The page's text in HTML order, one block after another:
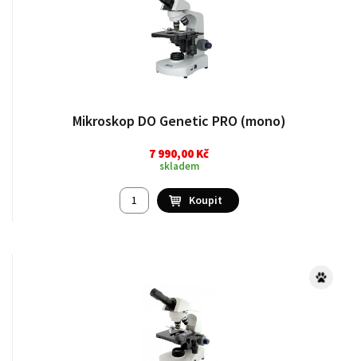
Mikroskop DO Genetic PRO (mono)
7 990,00 Kč
skladem